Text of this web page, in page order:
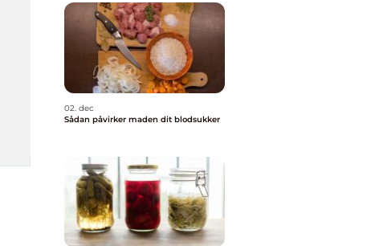
02. dec
Sådan påvirker maden dit blodsukker